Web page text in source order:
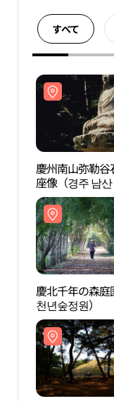
すべて
慶州南山弥勒谷
座像（경주 남
석조여래좌상）
慶北千年の森庭
천년숲정원）